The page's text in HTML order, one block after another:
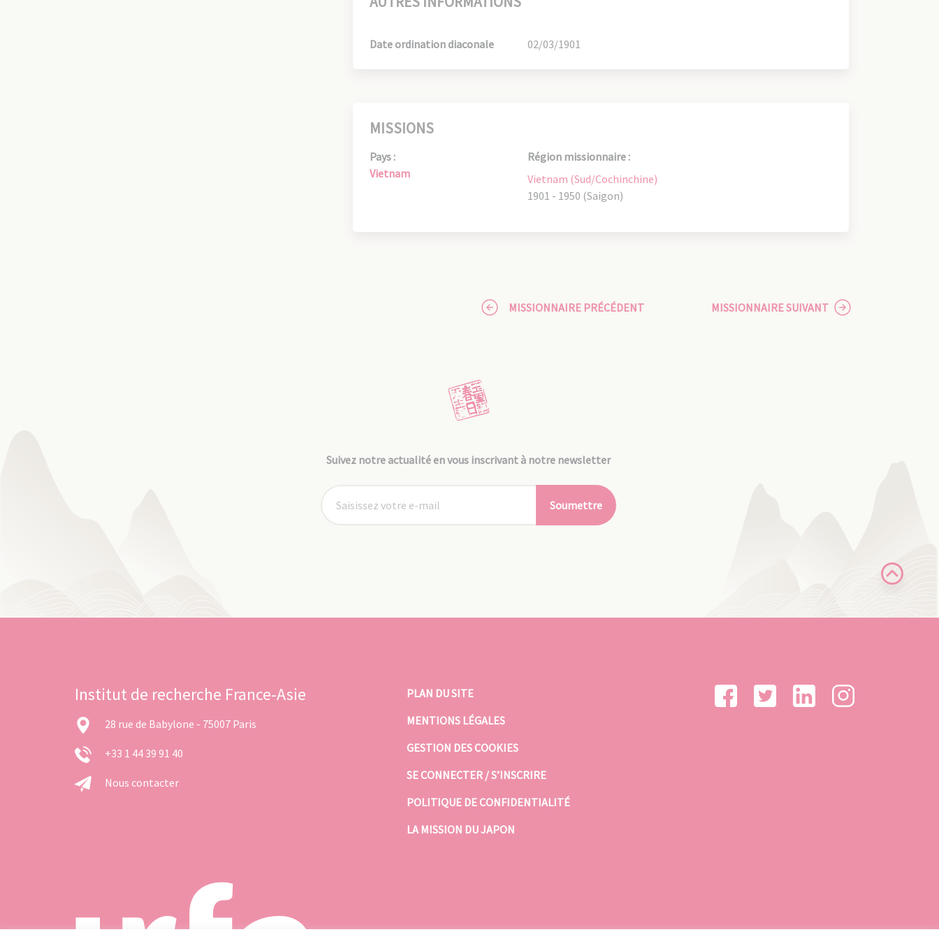
Date ordination diaconale 02/03/1901
MISSIONS
Pays :
Vietnam
Région missionnaire :
Vietnam (Sud/Cochinchine)
1901 - 1950 (Saigon)
MISSIONNAIRE PRÉCÉDENT MISSIONNAIRE SUIVANT
Suivez notre actualité en vous inscrivant à notre newsletter
Soumettre
Institut de recherche France-Asie
28 rue de Babylone - 75007 Paris
+33 1 44 39 91 40
Nous contacter
PLAN DU SITE
MENTIONS LÉGALES
GESTION DES COOKIES
SE CONNECTER / S’INSCRIRE
POLITIQUE DE CONFIDENTIALITÉ
LA MISSION DU JAPON